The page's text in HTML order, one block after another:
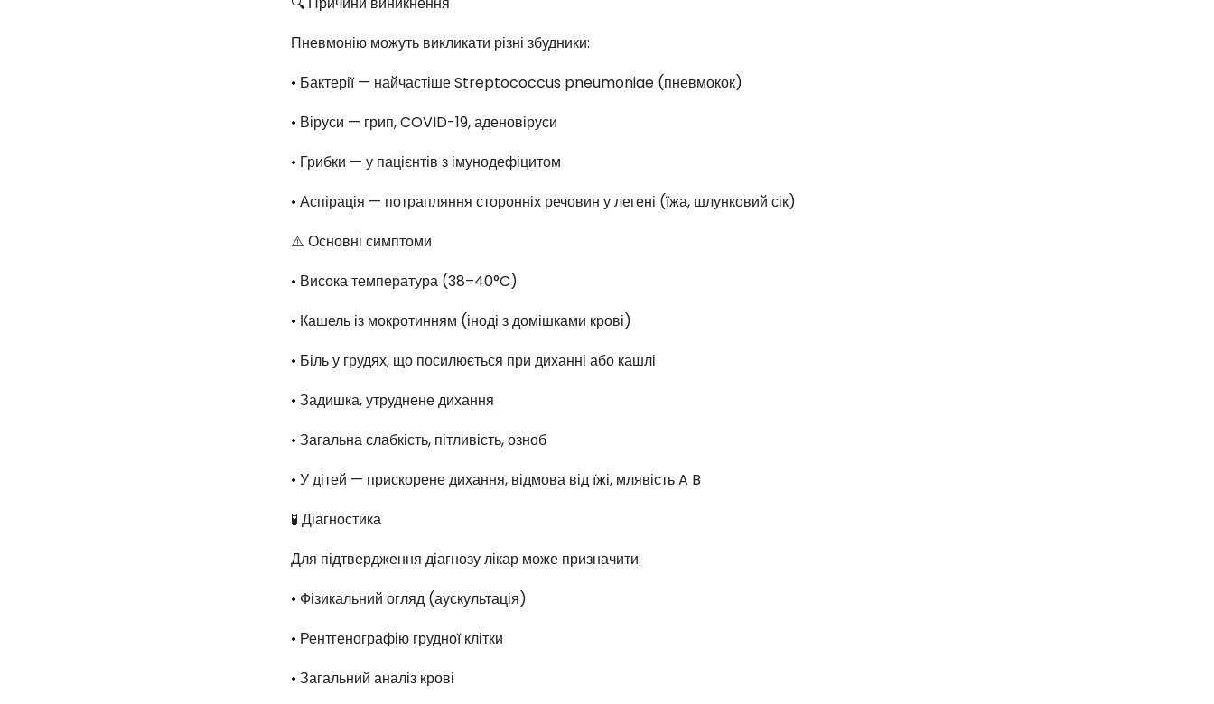
Пневмонію можуть викликати різні збудники:
• Бактерії — найчастіше Streptococcus pneumoniae (пневмокок)
• Віруси — грип, COVID-19, аденовіруси
• Грибки — у пацієнтів з імунодефіцитом
• Аспірація — потрапляння сторонніх речовин у легені (їжа, шлунковий сік)
⚠️ Основні симптоми
• Висока температура (38–40°C)
• Кашель із мокротинням (іноді з домішками крові)
• Біль у грудях, що посилюється при диханні або кашлі
• Задишка, утруднене дихання
• Загальна слабкість, пітливість, озноб
• У дітей — прискорене дихання, відмова від їжі, млявість A B
🧪 Діагностика
Для підтвердження діагнозу лікар може призначити:
• Фізикальний огляд (аускультація)
• Рентгенографію грудної клітки
• Загальний аналіз крові